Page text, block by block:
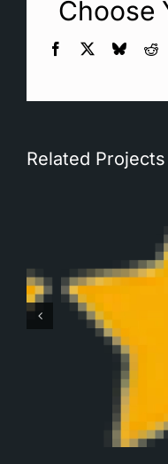
Choose
Facebook Bluesky
Related Projects